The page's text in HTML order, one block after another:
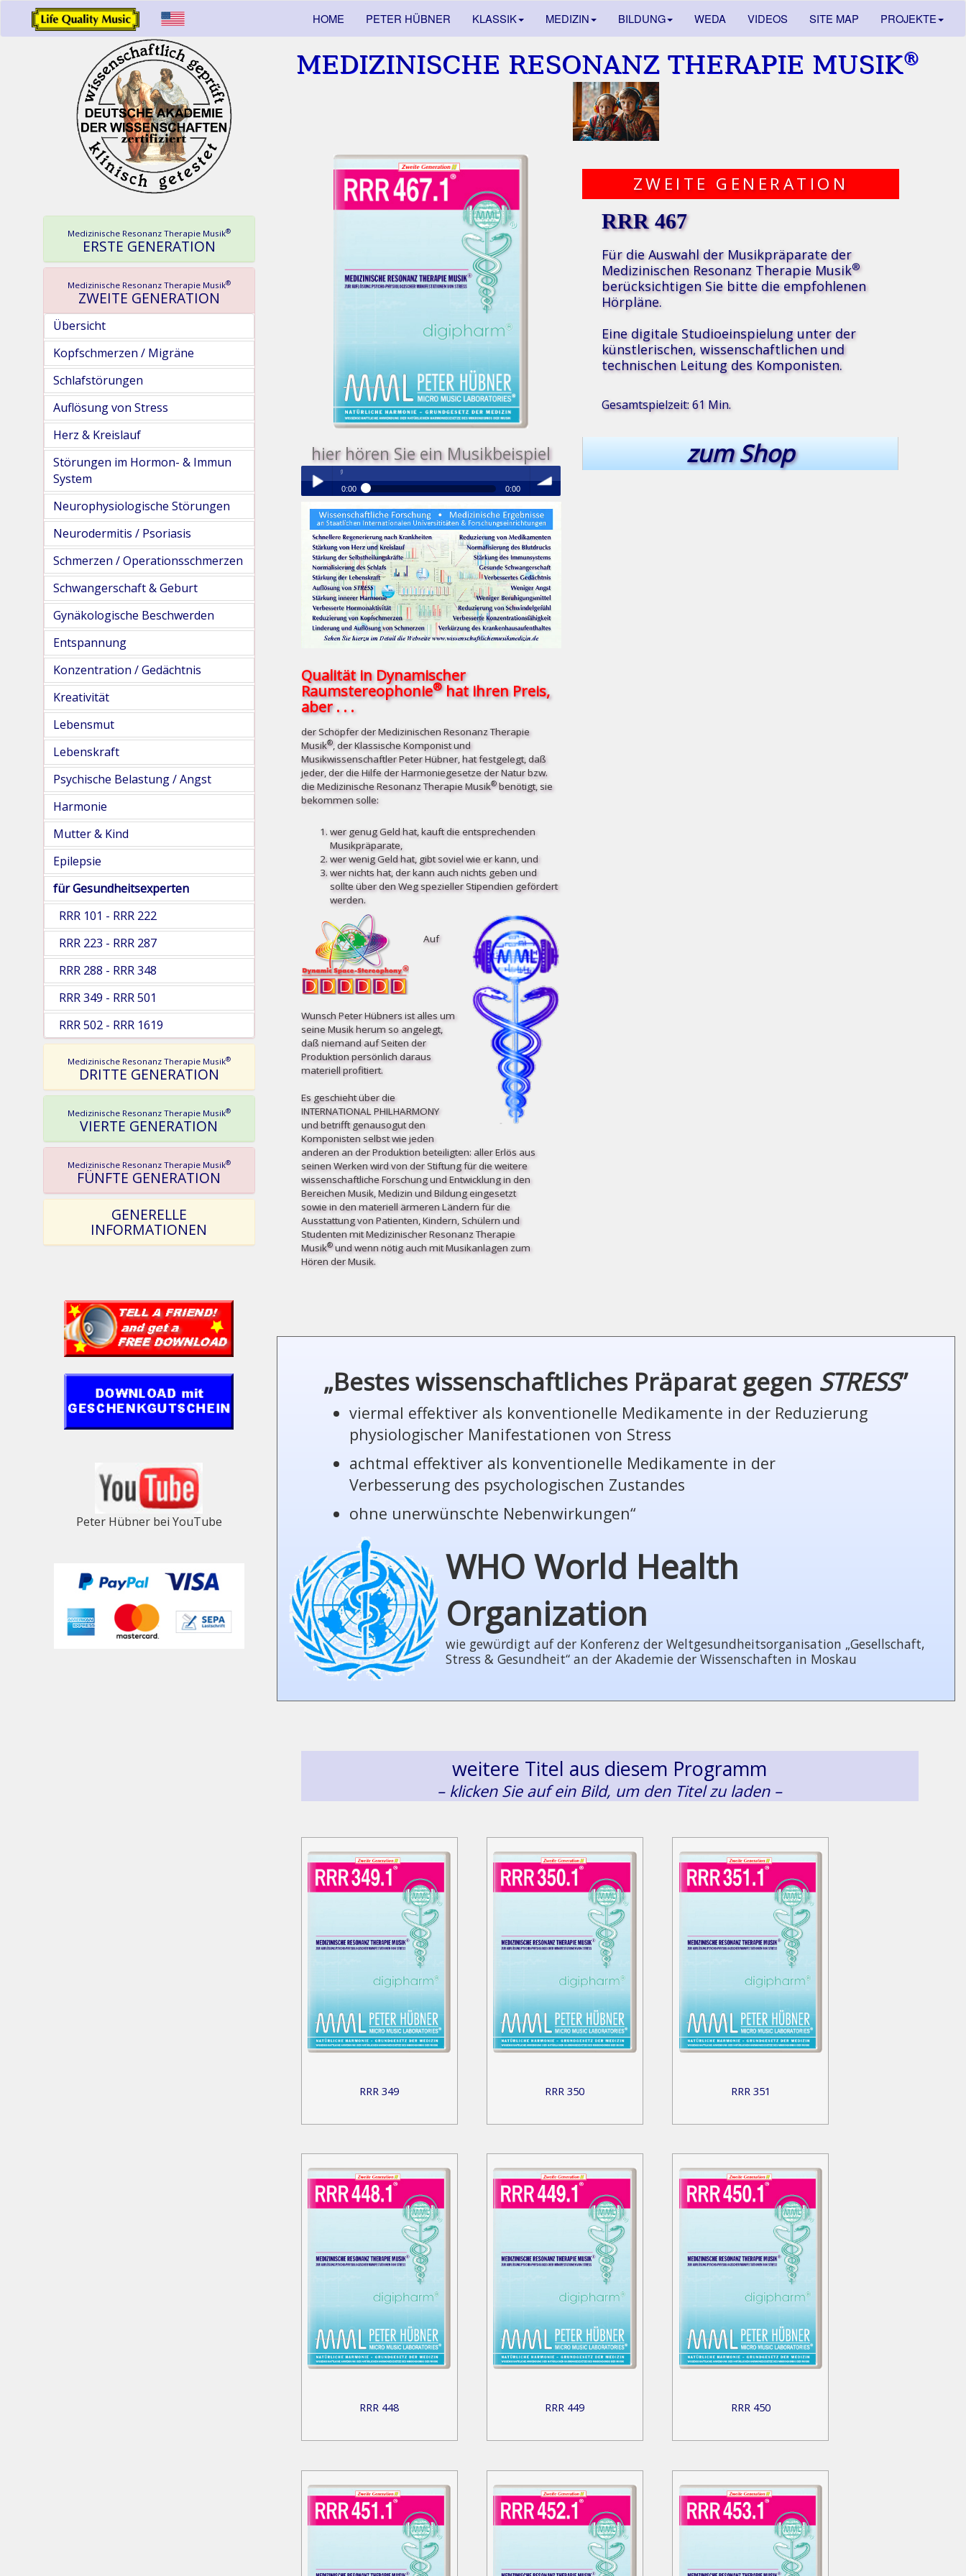
HOME PETER HÜBNER KLASSIK MEDIZIN BILDUNG WEDA VIDEOS SITE MAP PROJEKTE
Medizinische Resonanz Therapie Musik®
ERSTE GENERATION
Medizinische Resonanz Therapie Musik®
ZWEITE GENERATION
Übersicht
Kopfschmerzen / Migräne
Schlafstörungen
Auflösung von Stress
Herz & Kreislauf
Störungen im Hormon- & Immun
System
Neurophysiologische Störungen
Neurodermitis / Psoriasis
Schmerzen / Operationsschmerzen
Schwangerschaft & Geburt
Gynäkologische Beschwerden
Entspannung
Konzentration / Gedächtnis
Kreativität
Lebensmut
Lebenskraft
Psychische Belastung / Angst
Harmonie
Mutter & Kind
Epilepsie
für Gesundheitsexperten
RRR 101 - RRR 222
RRR 223 - RRR 287
RRR 288 - RRR 348
RRR 349 - RRR 501
RRR 502 - RRR 1619
Medizinische Resonanz Therapie Musik®
DRITTE GENERATION
Medizinische Resonanz Therapie Musik®
VIERTE GENERATION
Medizinische Resonanz Therapie Musik®
FÜNFTE GENERATION
GENERELLE
INFORMATIONEN
Peter Hübner bei YouTube
MEDIZINISCHE RESONANZ THERAPIE MUSIK®
hier hören Sie ein Musikbeispiel
Play /
pause
Medizinische Resonanz Therapie Musik ®
0:00 0:00
volume
Medizinische Resonanz Therapie Musik®
Qualität in Dynamischer
Raumstereophonie®hat ihren Preis,
aber . . .
der Schöpfer der Medizinischen Resonanz Therapie
Musik®, der Klassische Komponist und
Musikwissenschaftler Peter Hübner, hat festgelegt, daß
jeder, der die Hilfe der Harmoniegesetze der Natur bzw.
die Medizinische Resonanz Therapie Musik®benötigt, sie
bekommen solle:
wer genug Geld hat, kauft die entsprechenden
Musikpräparate,
wer wenig Geld hat, gibt soviel wie er kann, und
wer nichts hat, der kann auch nichts geben und
sollte über den Weg spezieller Stipendien gefördert
werden.
Auf
Wunsch Peter Hübners ist alles um
seine Musik herum so angelegt,
daß niemand auf Seiten der
Produktion persönlich daraus
materiell profitiert.
Es geschieht über die
INTERNATIONAL PHILHARMONY
und betrifft ge­nau­so­gut den
Komponisten selbst wie jeden
anderen an der Produktion beteiligten: aller Erlös aus
seinen Werken wird von der Stiftung für die weitere
wissenschaftliche Forschung und Entwicklung in den
Bereichen Musik, Medizin und Bildung eingesetzt
sowie in den materiell ärmeren Ländern für die
Ausstattung von Patienten, Kindern, Schülern und
Studenten mit Medizinischer Resonanz Therapie
Musik®und wenn nötig auch mit Musikanlagen zum
Hören der Musik.
ZWEITE GENERATION
RRR 467
Für die Auswahl der Musikpräparate der
Medizinischen Resonanz Therapie Musik®
berücksichtigen Sie bitte dieempfohlenen
Hörpläne.
Eine digitale Studioeinspielung unter der
künstlerischen, wissenschaftlichen und
technischen Leitung des Komponisten.
Gesamtspielzeit: 61 Min.
zum Shop
„Bestes wissenschaftliches Präparat gegen STRESS”
viermal effektiver als konventionelle Medikamente in der Reduzierung
phy­sio­lo­gi­scher Manifestationen von Stress
achtmal effektiver als konventionelle Medikamente in der
Verbesserung des psychologischen Zustandes
ohne unerwünschte Nebenwirkungen“
WHO World Health
Organization
wie gewürdigt auf der Konferenz der Welt­ge­sund­heits­or­ga­ni­sa­tion „Gesellschaft,
Stress & Gesundheit“ an der Akademie der Wissenschaften in Moskau
weitere Titel aus diesem Programm
– klicken Sie auf ein Bild, um den Titel zu laden –
RRR 349 RRR 350 RRR 351
RRR 448 RRR 449 RRR 450